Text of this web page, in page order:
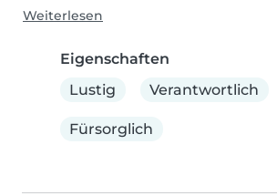
Weiterlesen
Eigenschaften
Lustig
Verantwortlich
Fürsorglich